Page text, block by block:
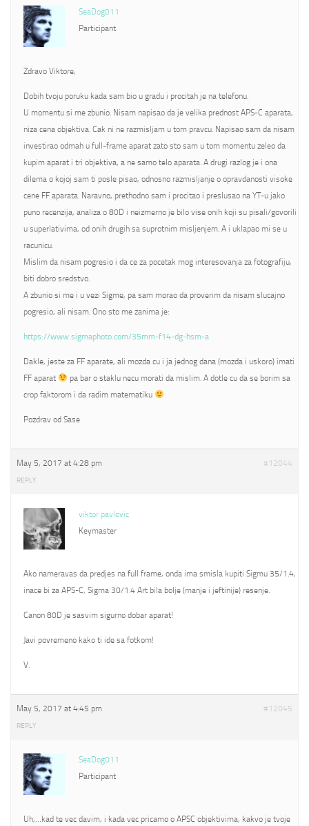
SeaDog011
Participant
Zdravo Viktore,
Dobih tvoju poruku kada sam bio u gradu i procitah je na telefonu.
U momentu si me zbunio. Nisam napisao da je velika prednost APS-C aparata,
niza cena objektiva. Cak ni ne razmisljam u tom pravcu. Napisao sam da nisam
investirao odmah u full-frame aparat zato sto sam u tom momentu zeleo da
kupim aparat i tri objektiva, a ne samo telo aparata. A drugi razlog je i ona
dilema o kojoj sam ti posle pisao, odnosno razmisljanje o opravdanosti visoke
cene FF aparata. Naravno, prethodno sam i procitao i preslusao na YT-u jako
puno recenzija, analiza o 80D i neizmerno je bilo vise onih koji su pisali/govorili
u superlativima, od onih drugih sa suprotnim misljenjem. A i uklapao mi se u
racunicu.
Mislim da nisam pogresio i da ce za pocetak mog interesovanja za fotografiju,
biti dobro sredstvo.
A zbunio si me i u vezi Sigme, pa sam morao da proverim da nisam slucajno
pogresio, ali nisam. Ono sto me zanima je:
https://www.sigmaphoto.com/35mm-f14-dg-hsm-a
Dakle, jeste za FF aparate, ali mozda cu i ja jednog dana (mozda i uskoro) imati
FF aparat
pa bar o staklu necu morati da mislim. A dotle cu da se borim sa
crop faktorom i da radim matematiku
Pozdrav od Sase
May 5, 2017 at 4:28 pm #12044
REPLY
viktor pavlovic
Keymaster
Ako nameravas da predjes na full frame, onda ima smisla kupiti Sigmu 35/1.4,
inace bi za APS-C, Sigma 30/1.4 Art bila bolje (manje i jeftinije) resenje.
Canon 80D je sasvim sigurno dobar aparat!
Javi povremeno kako ti ide sa fotkom!
V.
May 5, 2017 at 4:45 pm #12045
REPLY
SeaDog011
Participant
Uh,…kad te vec davim, i kada vec pricamo o APSC objektivima, kakvo je tvoje